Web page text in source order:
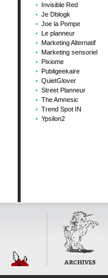
Invisible Red
Je Dblogk
Joe la Pompe
Le planneur
Marketing Alternatif
Marketing sensoriel
Pixiome
Publigeekaire
QuietGlover
Street Planneur
The Amnesic
Trend Spot IN
Ypsilon2
ARCHIVES